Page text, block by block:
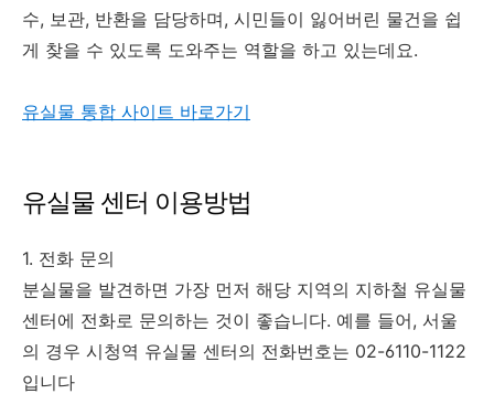
수, 보관, 반환을 담당하며, 시민들이 잃어버린 물건을 쉽
게 찾을 수 있도록 도와주는 역할을 하고 있는데요.
유실물 통합 사이트 바로가기
유실물 센터 이용방법
1. 전화 문의
분실물을 발견하면 가장 먼저 해당 지역의 지하철 유실물
센터에 전화로 문의하는 것이 좋습니다. 예를 들어, 서울
의 경우 시청역 유실물 센터의 전화번호는 02-6110-1122
입니다